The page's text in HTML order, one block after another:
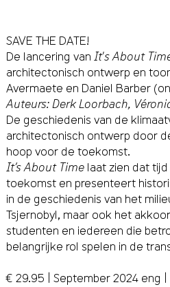
SAVE THE DATE!
De lancering van It's About
architectonisch ontwerp en
Avermaete en Daniel Barber
Auteurs: Derk Loorbach,
De geschiedenis van de
architectonisch ontwerp door
hoop voor de toekomst.
It’s About Timelaat zien dat tijd
toekomst en presenteert
in de geschiedenis van het
Tsjernobyl, maar ook het
studenten en iedereen die
belangrijke rol spelen in de
€ 29.95 | September 2024 eng